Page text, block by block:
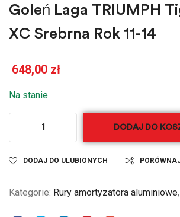
Goleń Laga TRIUMPH
XC Srebrna Rok 11-14
648,00 zł
Na stanie
DODAJ DO
DODAJ DO ULUBIONYCH
Kategorie: Rury amortyzatora aluminiowe,